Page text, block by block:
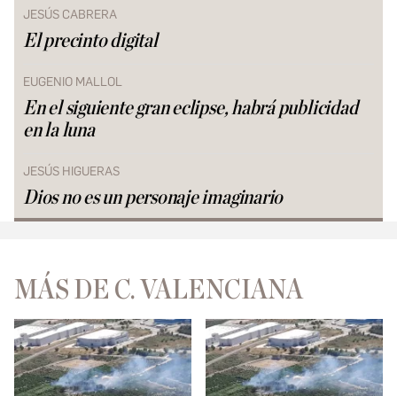
JESÚS CABRERA
El precinto digital
EUGENIO MALLOL
En el siguiente gran eclipse, habrá publicidad
en la luna
JESÚS HIGUERAS
Dios no es un personaje imaginario
MÁS DE C. VALENCIANA